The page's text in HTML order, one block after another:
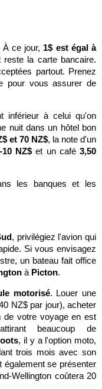
À ce jour, 1$ est égal à
la carte bancaire.
partout. Prenez
pour vous assurer de
inférieur à celui qu'on
nuit dans un hôtel bon
et 70 NZ$, la note d'un
10 NZ$ et un café 3,50
les banques et les
, privilégiez l'avion qui
Si vous envisagez
un bateau fait office
à Picton.
motorisé. Louer une
NZ$ par jour), acheter
de votre voyage en est
beaucoup de
, il y a l'option moto,
trois mois avec son
se présenter
Wellington coûtera 20